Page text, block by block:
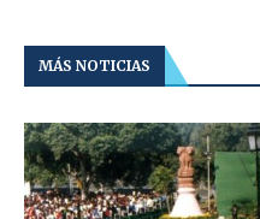
MÁS NOTICIAS